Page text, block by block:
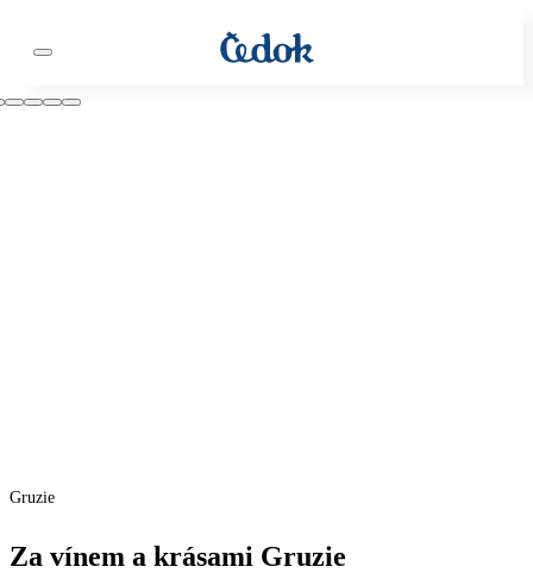
Gruzie
Za vínem a krásami Gruzie